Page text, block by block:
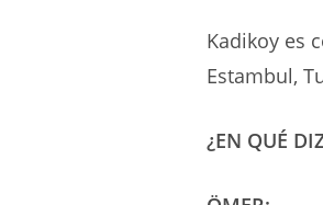
Kadikoy es
Estambul,
¿EN QUÉ